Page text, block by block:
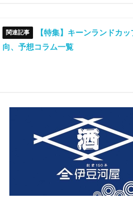
【特集】キーンランドカ
向、予想コラム一覧